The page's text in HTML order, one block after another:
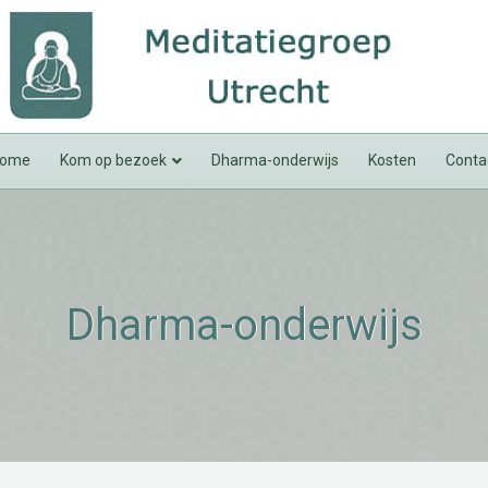
Kom op bezoek Dharma-onderwijs Kosten
Dharma-onderwijs